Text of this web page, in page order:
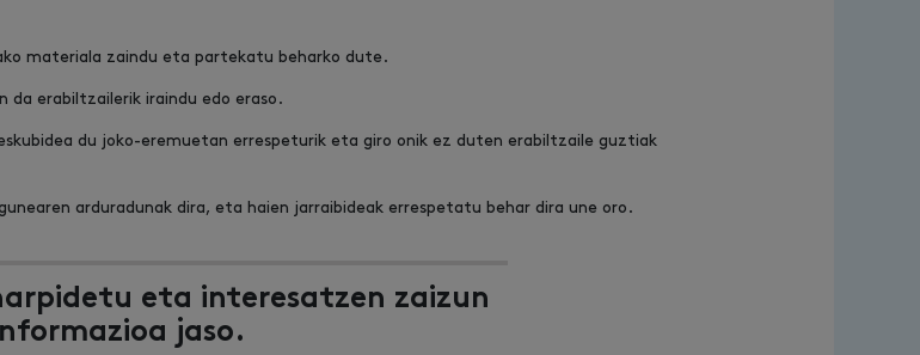
materiala zaindu eta partekatu beharko dute.
da erabiltzailerik iraindu edo eraso.
du joko-eremuetan errespeturik eta giro onik ez duten erabiltzaile guztiak
arduradunak dira, eta haien jarraibideak errespetatu behar dira une oro.
eta interesatzen zaizun
jaso.